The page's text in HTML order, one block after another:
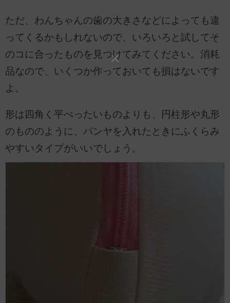
ただ、わんちゃんの歯の大きさなどによっても違
ってくるかもしれないので、いろいろと試してそ
のコに合ったものを見つけてみてください。消耗
品なので、いくつか作っておいても損はないです
よ。
形は四角く平べったいものよりも、円柱形や丸形
のもののように、パンヤを入れたときにふくらみ
やすいタイプがいいでしょう。